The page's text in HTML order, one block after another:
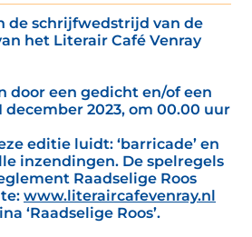
de schrijfwedstrijd van de
het Literair Café Venray
door een gedicht en/of een
december 2023, om 00.00 uur
editie luidt: ‘barricade’ en
inzendingen. De spelregels
Raadselige Roos
www.literaircafevenray.nl
‘Raadselige Roos’.